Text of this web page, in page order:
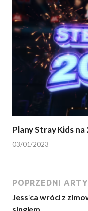
Plany Stray Kids
03/01/2023
POPRZEDNI
Jessica wróci z
singlem